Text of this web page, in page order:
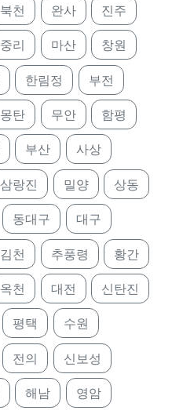
북천 완사 진주
중리 마산 창원
한림정 부전
몽탄 무안 함평
부산 사상
삼랑진 밀양 상동
동대구 대구
김천 추풍령 황간
옥천 대전 신탄진
평택 수원
전의 신보성
해남 영암